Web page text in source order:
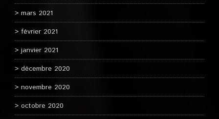
mars 2021
février 2021
janvier 2021
décembre 2020
novembre 2020
octobre 2020